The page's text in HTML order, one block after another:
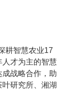
耕智慧农业17
才为主的智慧
战略合作，助
研究所、湘湖